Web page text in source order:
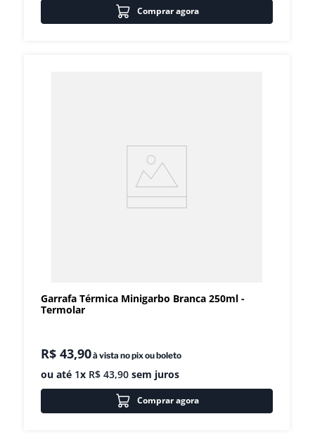
Comprar agora
Garrafa Térmica Minigarbo Branca 250ml -
Termolar
R$ 43,90à vista no pix ou boleto
ou até 1x R$ 43,90 sem juros
Comprar agora